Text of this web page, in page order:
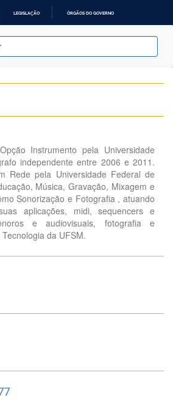
LEGISLAÇÃO ÓRGÃOS DO GOVERNO
Instrumento pela Universidade
independente entre 2006 e 2011.
Rede pela Universidade Federal de
Música, Gravação, Mixagem e
Sonorização e Fotografia , atuando
aplicações, midi, sequencers e
e audiovisuais, fotografia e
da UFSM.